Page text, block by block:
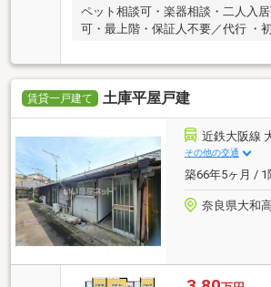
ペット相談可・楽器相談・二人入
可・最上階・保証人不要／代行 ・
賃貸一戸建て 土庫平屋戸建
近鉄大阪線
その他の交通
築66年5ヶ月 / 1
奈良県大和